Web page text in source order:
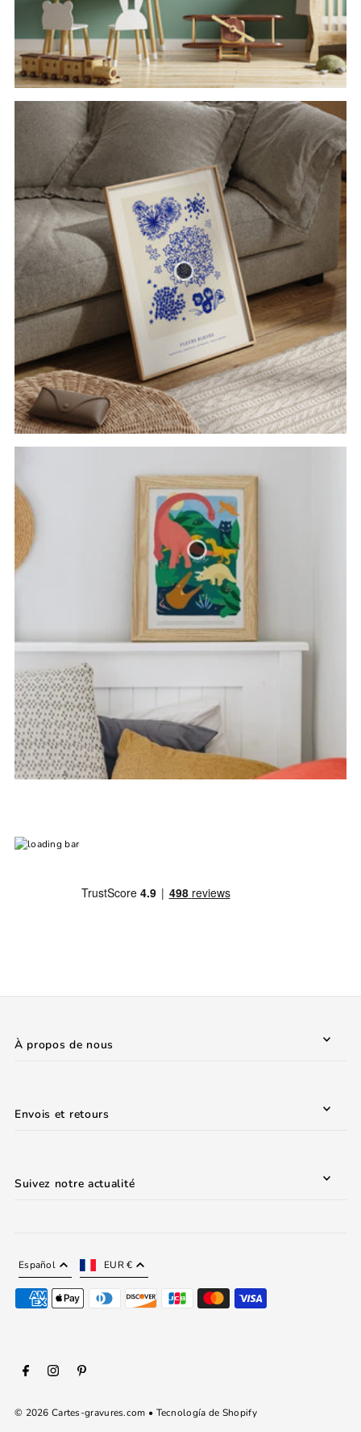
À propos de nous
Envois et retours
Suivez notre actualité
© 2026 Cartes-gravures.com • Tecnología de Shopify
Español EUR €